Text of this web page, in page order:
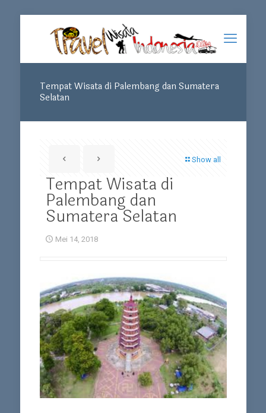
Tempat Wisata di Palembang dan Sumatera
Selatan
Show all
Tempat Wisata di
Palembang dan
Sumatera Selatan
Mei 14, 2018